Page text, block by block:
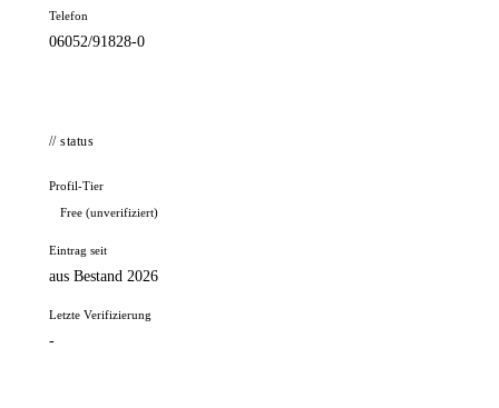
Telefon
06052/91828-0
// status
Profil-Tier
Free (unverifiziert)
Eintrag seit
aus Bestand 2026
Letzte Verifizierung
-